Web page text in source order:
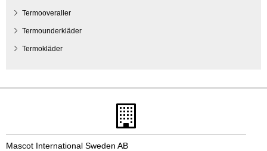
Termooveraller
Termounderkläder
Termokläder
Mascot International Sweden AB